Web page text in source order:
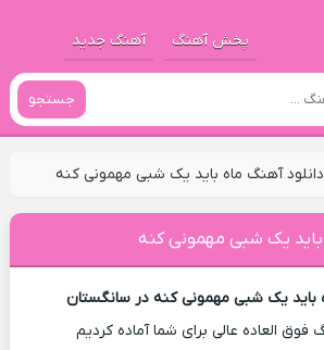
پخش آهنگ آهنگ جدید
جستجو
دانلود آهنگ ماه باید یک شبی مهمونی کنه
باید یک شبی مهمونی کنه
باید یک شبی مهمونی کنه در سانگستان
فوق العاده عالی برای شما آماده کردیم